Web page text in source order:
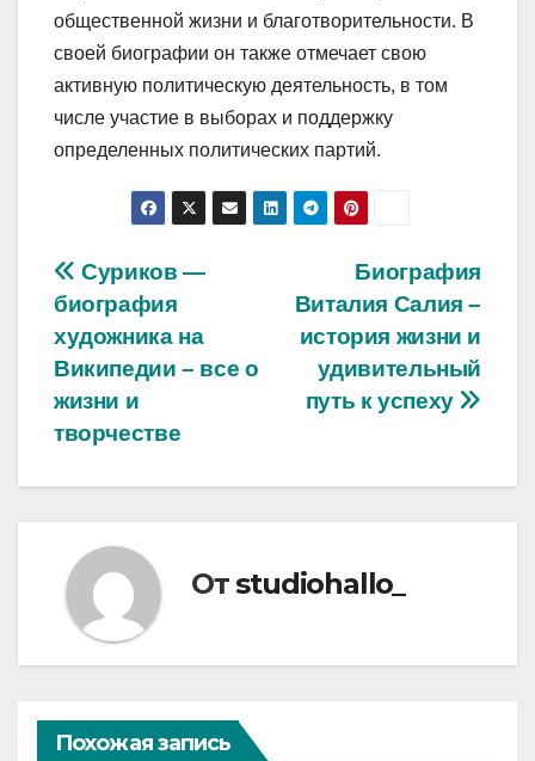
общественной жизни и благотворительности. В
своей биографии он также отмечает свою
активную политическую деятельность, в том
числе участие в выборах и поддержку
определенных политических партий.
Навигация
по
записям
Биография
Виталия Салия –
история жизни и
удивительный
путь к успеху
Суриков —
биография
художника на
Википедии – все о
жизни и
творчестве
Отstudiohallo_
Похожая запись